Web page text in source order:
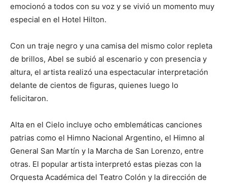
emocionó a todos con su voz y se vivió un momento muy
especial en el Hotel Hilton.
Con un traje negro y una camisa del mismo color repleta
de brillos, Abel se subió al escenario y con presencia y
altura, el artista realizó una espectacular interpretación
delante de cientos de figuras, quienes luego lo
felicitaron.
Alta en el Cielo incluye ocho emblemáticas canciones
patrias como el Himno Nacional Argentino, el Himno al
General San Martín y la Marcha de San Lorenzo, entre
otras. El popular artista interpretó estas piezas con la
Orquesta Académica del Teatro Colón y la dirección de